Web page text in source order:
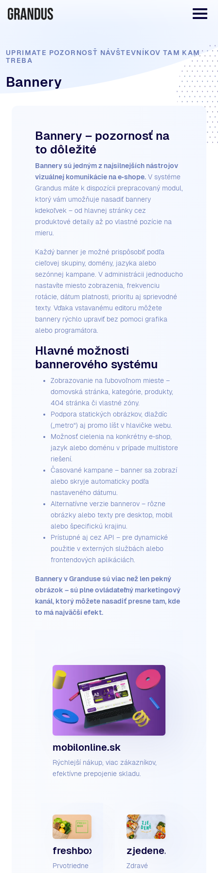
UPRIMATE POZORNOSŤ NÁVŠTEVNÍKOV TAM KAM
TREBA
Bannery
Bannery – pozornosť na
to dôležité
Bannery sú jedným z najsilnejších nástrojov
vizuálnej komunikácie na e‑shope. V systéme
Grandus máte k dispozícii prepracovaný modul,
ktorý vám umožňuje nasadiť bannery
kdekoľvek – od hlavnej stránky cez
produktové detaily až po vlastné pozície na
mieru.
Každý banner je možné prispôsobiť podľa
cieľovej skupiny, domény, jazyka alebo
sezónnej kampane. V administrácii jednoducho
nastavíte miesto zobrazenia, frekvenciu
rotácie, dátum platnosti, prioritu aj sprievodné
texty. Vďaka vstavanému editoru môžete
bannery rýchlo upraviť bez pomoci grafika
alebo programátora.
Hlavné možnosti
bannerového systému
Zobrazovanie na ľubovoľnom mieste –
domovská stránka, kategórie, produkty,
404 stránka či vlastné zóny.
Podpora statických obrázkov, dlaždíc
(„metro“) aj promo líšt v hlavičke webu.
Možnosť cielenia na konkrétny e‑shop,
jazyk alebo doménu v prípade multistore
riešení.
Časované kampane – banner sa zobrazí
alebo skryje automaticky podľa
nastaveného dátumu.
Alternatívne verzie bannerov – rôzne
obrázky alebo texty pre desktop, mobil
alebo špecifickú krajinu.
Prístupné aj cez API – pre dynamické
použitie v externých službách alebo
frontendových aplikáciách.
Bannery v Granduse sú viac než len pekný
obrázok – sú plne ovládateľný marketingový
kanál, ktorý môžete nasadiť presne tam, kde
to má najväčší efekt.
mobilonline.sk
Rýchlejší nákup, viac zákazníkov,
efektívne prepojenie skladu.
freshbox.sk
Prvotriedne
zjedene.sk
Zdravé